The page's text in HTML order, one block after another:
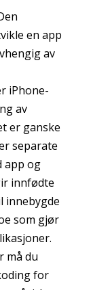
en app
av
iPhone-
av
er ganske
separate
app og
innfødte
innebygde
som gjør
må du
for